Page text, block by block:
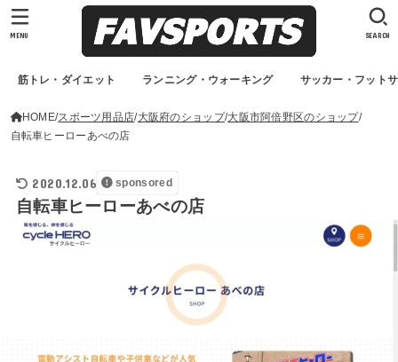
筋トレ・ダイエット ランニング・ウォーキング サッカー・フット
SEARCH
MENU
HOME スポーツ用品店 大阪府のショップ 大阪市阿倍野区のショップ
自転車ヒーローあべの店
2020.12.06 sponsored
自転車ヒーローあべの店